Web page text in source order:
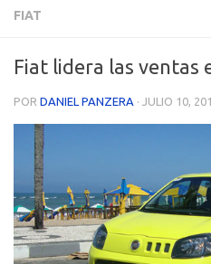
FIAT
Fiat lidera las ventas
POR DANIEL PANZERA · JULIO 10,